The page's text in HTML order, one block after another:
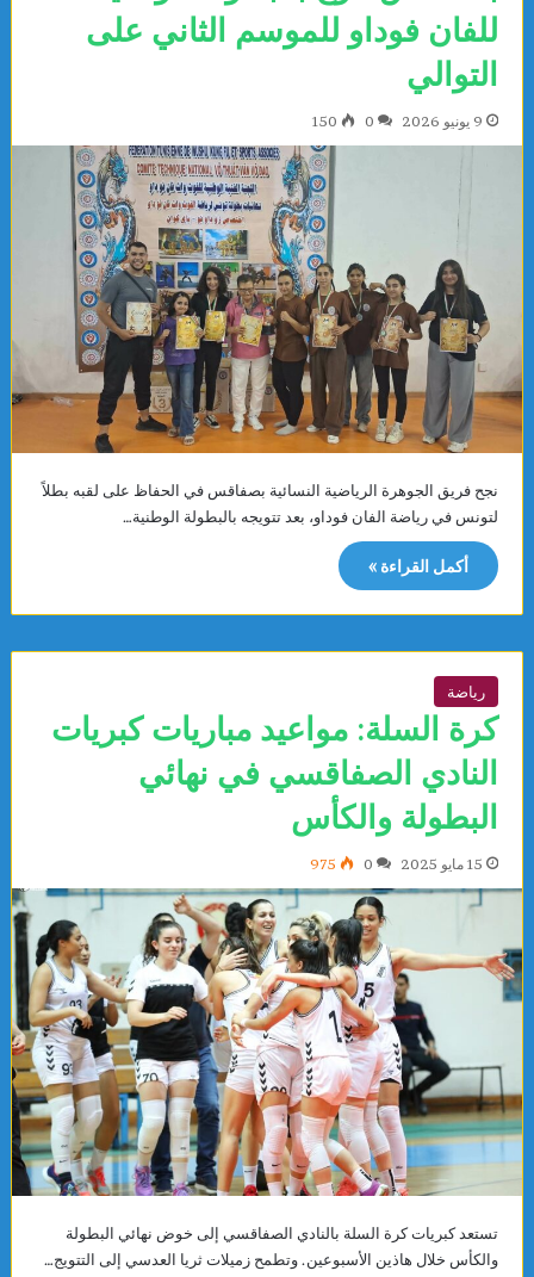
للفان فوداو للموسم الثاني على
التوالي
9 يونيو 2026 0
150
نجح فريق الجوهرة الرياضية النسائية بصفاقس في الحفاظ على لقبه بطلاً
لتونس في رياضة الفان فوداو، بعد تتويجه بالبطولة الوطنية…
أكمل القراءة »
رياضة
كرة السلة: مواعيد مباريات كبريات
النادي الصفاقسي في نهائي
البطولة والكأس
15 مايو 2025 0
975
تستعد كبريات كرة السلة بالنادي الصفاقسي إلى خوض نهائي البطولة
والكأس خلال هاذين الأسبوعين. وتطمح زميلات ثريا العدسي إلى التتويج…